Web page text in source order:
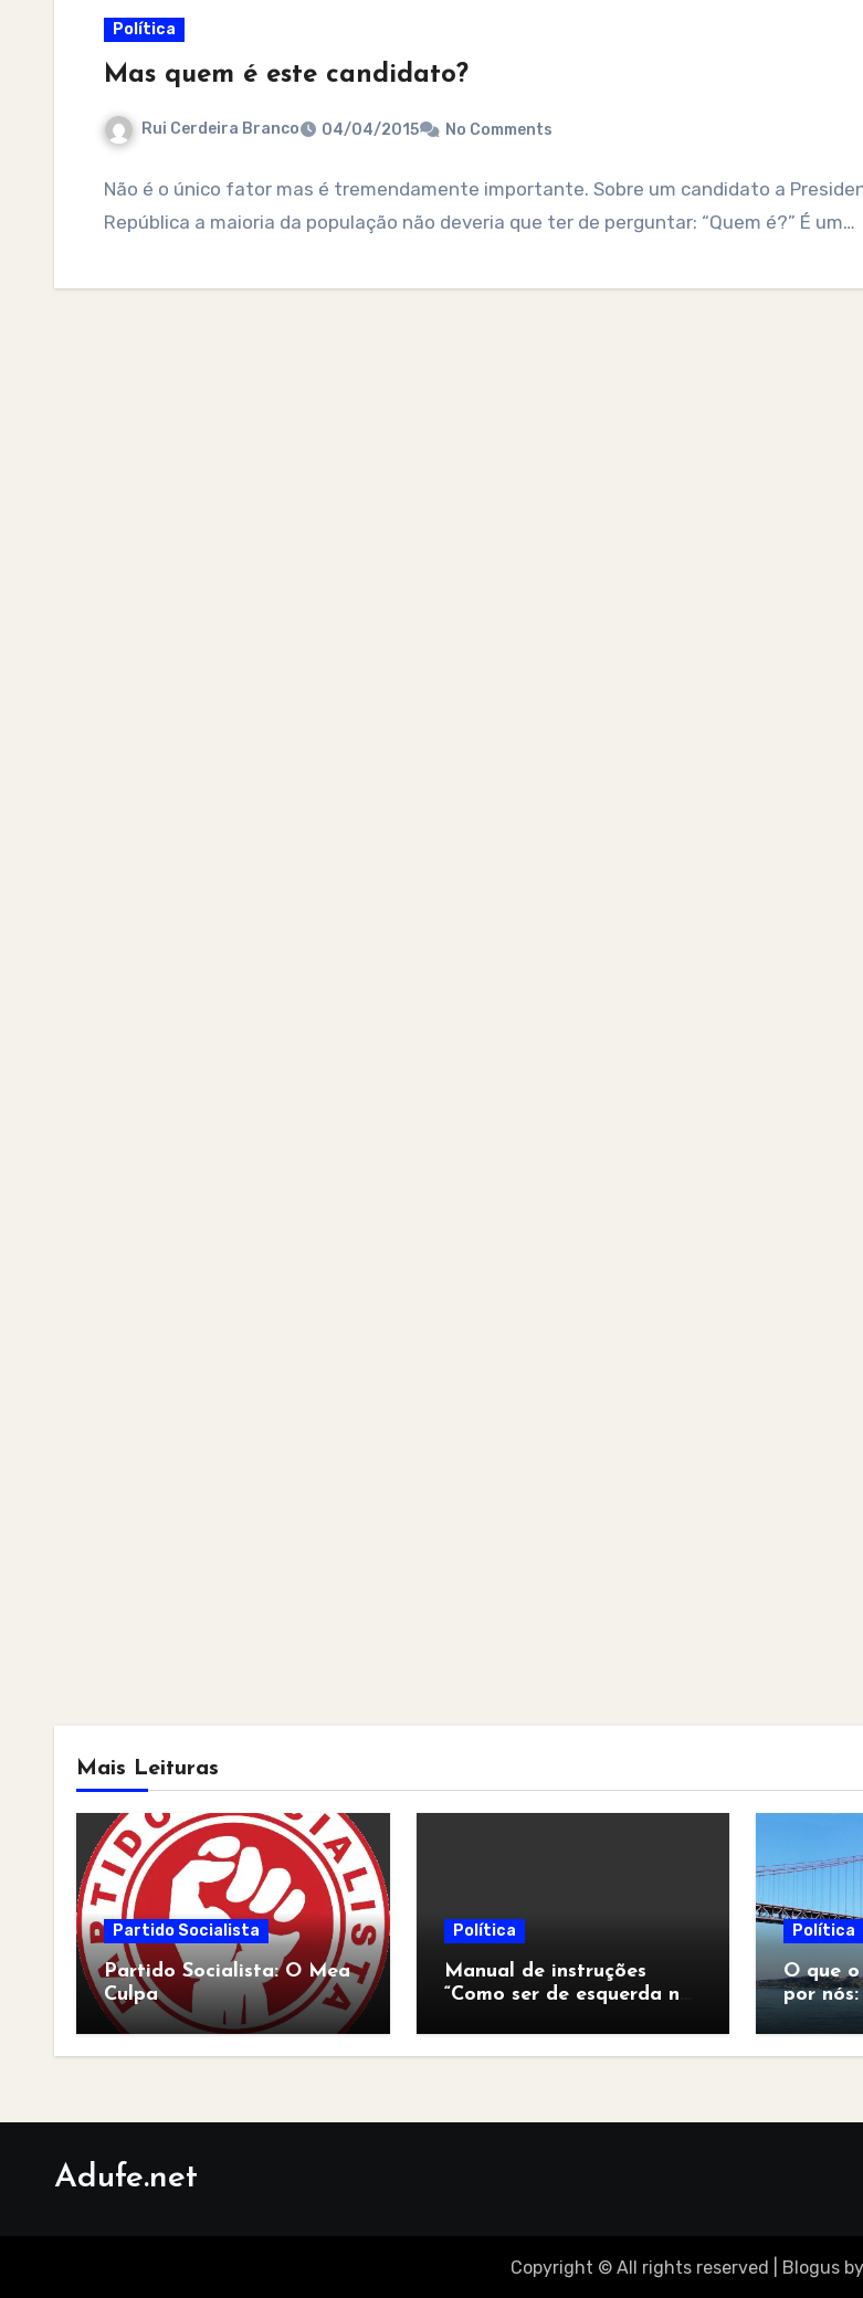
Política
Mas quem é este candidato?
Rui Cerdeira Branco 04/04/2015 No Comments
Não é o único fator mas é tremendamente importante. Sobre um candidato a
República a maioria da população não deveria que ter de perguntar: “Quem é?” É um…
Mais Leituras
Partido Socialista
Partido Socialista: O Mea
Culpa
Política
Manual de instruções
“Como ser de esquerda no
Política
O que
por
para
Adufe.net
Copyright © All rights reserved Blogusby